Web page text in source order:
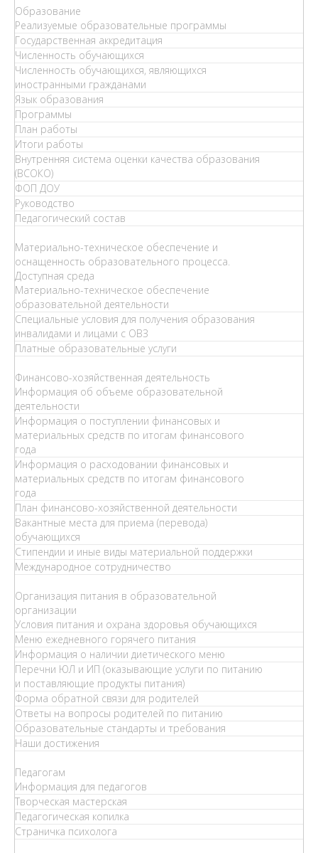
Образование
Реализуемые образовательные программы
Государственная аккредитация
Численность обучающихся
Численность обучающихся, являющихся
иностранными гражданами
Язык образования
Программы
План работы
Итоги работы
Внутренняя система оценки качества образования
(ВСОКО)
ФОП ДОУ
Руководство
Педагогический состав
Материально-техническое обеспечение и
оснащенность образовательного процесса.
Доступная среда
Материально-техническое обеспечение
образовательной деятельности
Специальные условия для получения образования
инвалидами и лицами с ОВЗ
Платные образовательные услуги
Финансово-хозяйственная деятельность
Информация об объеме образовательной
деятельности
Информация о поступлении финансовых и
материальных средств по итогам финансового
года
Информация о расходовании финансовых и
материальных средств по итогам финансового
года
План финансово-хозяйственной деятельности
Вакантные места для приема (перевода)
обучающихся
Стипендии и иные виды материальной поддержки
Международное сотрудничество
Организация питания в образовательной
организации
Условия питания и охрана здоровья обучающихся
Меню ежедневного горячего питания
Информация о наличии диетического меню
Перечни ЮЛ и ИП (оказывающие услуги по питанию
и поставляющие продукты питания)
Форма обратной связи для родителей
Ответы на вопросы родителей по питанию
Образовательные стандарты и требования
Наши достижения
Педагогам
Информация для педагогов
Творческая мастерская
Педагогическая копилка
Страничка психолога